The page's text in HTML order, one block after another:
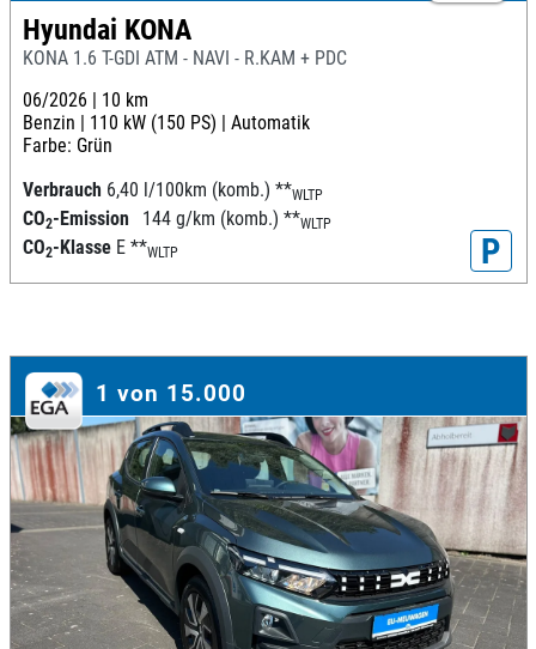
Hyundai KONA
KONA 1.6 T-GDI ATM - NAVI - R.KAM + PDC
06/2026 | 10 km
Benzin | 110 kW (150 PS) | Automatik
Farbe: Grün
Verbrauch 6,40 l/100km (komb.) **WLTP
CO2-Emission 144 g/km (komb.) **WLTP
CO2-Klasse E **WLTP P
1 von 15.000